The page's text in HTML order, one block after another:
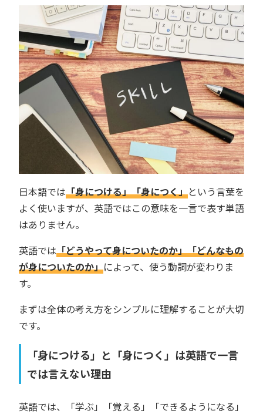
日本語では「身につける」「身につく」という言葉を
よく使いますが、英語ではこの意味を一言で表す単語
はありません。
英語では「どうやって身についたのか」「どんなもの
が身についたのか」によって、使う動詞が変わりま
す。
まずは全体の考え方をシンプルに理解することが大切
です。
「身につける」と「身につく」は英語で一言
では言えない理由
英語では、「学ぶ」「覚える」「できるようになる」